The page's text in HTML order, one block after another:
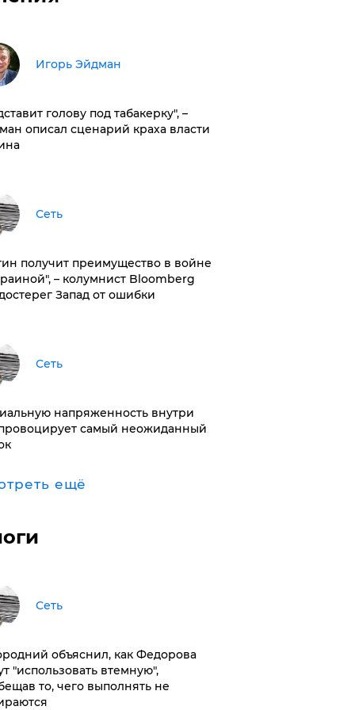
Игорь Эйдман
голову под табакерку", –
описал сценарий краха власти
Сеть
получит преимущество в войне
– колумнист Bloomberg
Запад от ошибки
Сеть
напряженность внутри
самый неожиданный
ещё
Сеть
объяснил, как Федорова
"использовать втемную",
то, чего выполнять не